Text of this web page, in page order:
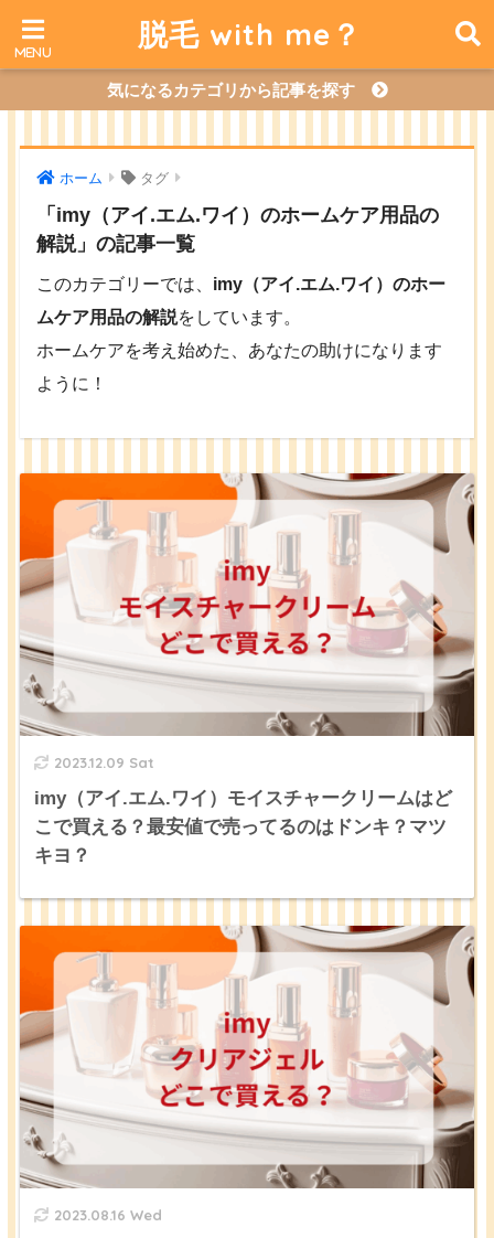
脱毛 with me？
気になるカテゴリから記事を探す
ホーム タグ
「imy（アイ.エム.ワイ）のホームケア用品の
解説」の記事一覧
このカテゴリーでは、 imy（アイ.エム.ワイ）のホー
ムケア用品の解説をしています。
ホームケアを考え始めた、あなたの助けになります
ように！
2023.12.09 Sat
imy（アイ.エム.ワイ）モイスチャークリームはど
こで買える？最安値で売ってるのはドンキ？マツ
キヨ？
2023.08.16 Wed